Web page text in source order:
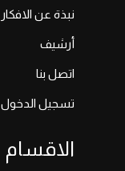
نبذة عن الافكار
أرشيف
اتصل بنا
تسجيل الدخول
الاقسام